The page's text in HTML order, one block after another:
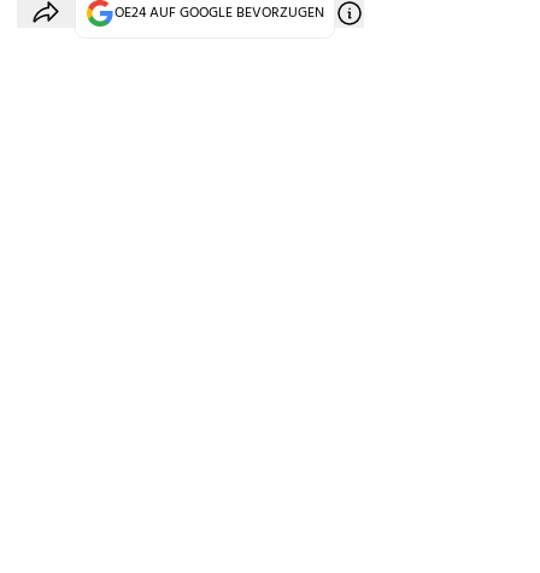
OE24 AUF GOOGLE BEVORZUGEN